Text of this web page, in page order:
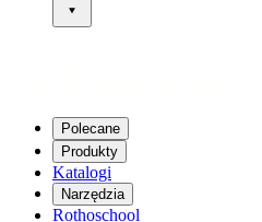
Polecane
Produkty
Katalogi
Narzędzia
Rothoschool